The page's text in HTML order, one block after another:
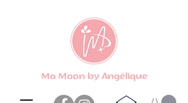
Ma Moon by Angélique